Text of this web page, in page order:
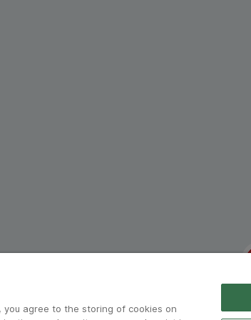
số doanh nghiệp:
you agree to the storing of cookies on